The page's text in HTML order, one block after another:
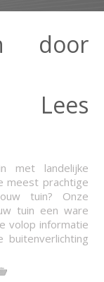
door
Lees
met landelijke
meest prachtige
tuin? Onze
tuin een ware
volop informatie